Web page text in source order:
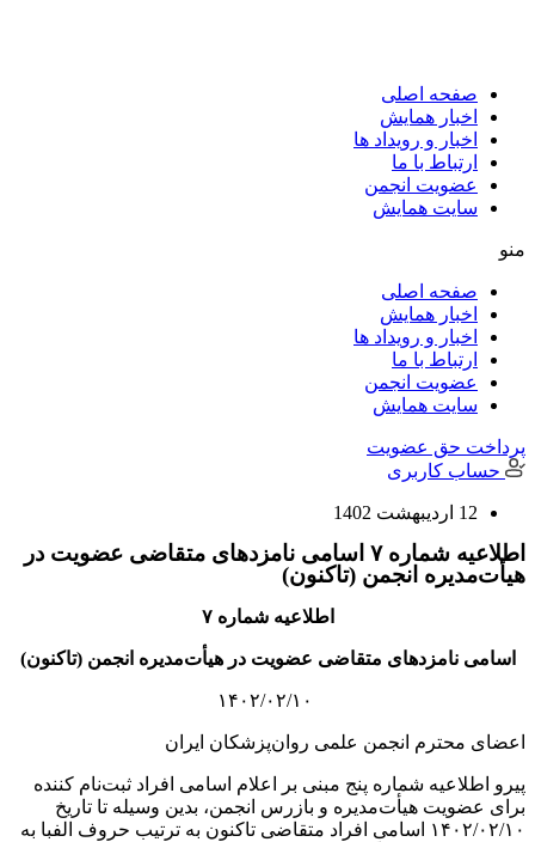
صفحه اصلی
اخبار همایش
اخبار و رویداد ها
ارتباط با ما
عضویت انجمن
سایت همایش
منو
صفحه اصلی
اخبار همایش
اخبار و رویداد ها
ارتباط با ما
عضویت انجمن
سایت همایش
پرداخت حق عضویت
حساب کاربری
12 اردیبهشت 1402
اطلاعیه شماره ۷ اسامی نامزدهای متقاضی عضویت در
هیأت‌مدیره انجمن (تاکنون)
اطلاعیه شماره ۷
اسامی نامزدهای متقاضی عضویت در هیأت‌مدیره انجمن (تاکنون)
اعضای محترم انجمن علمی روان‌پزشکان ایران
پیرو اطلاعیه شماره پنج مبنی بر اعلام اسامی افراد ثبت‌نام کننده
برای عضویت هیأت‌مدیره و بازرس انجمن، بدین وسیله تا تاریخ
۱۴۰۲/۰۲/۱۰ اسامی افراد متقاضی تاکنون به ترتیب حروف الفبا به